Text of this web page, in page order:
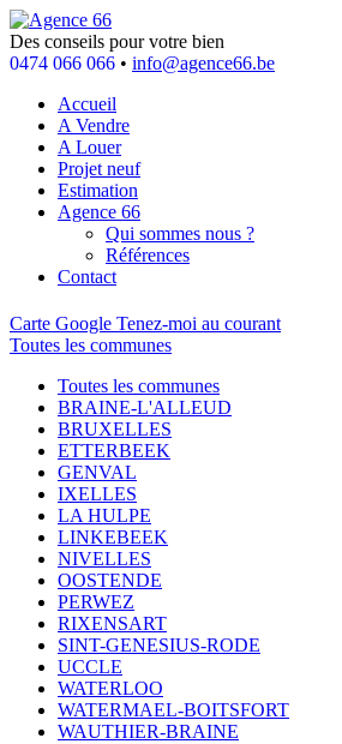
Des conseils pour votre bien
0474 066 066 • info@agence66.be
Accueil
A Vendre
A Louer
Projet neuf
Estimation
Agence 66
Qui sommes nous ?
Références
Contact
Carte Google Tenez-moi au courant
Toutes les communes
Toutes les communes
BRAINE-L'ALLEUD
BRUXELLES
ETTERBEEK
GENVAL
IXELLES
LA HULPE
LINKEBEEK
NIVELLES
OOSTENDE
PERWEZ
RIXENSART
SINT-GENESIUS-RODE
UCCLE
WATERLOO
WATERMAEL-BOITSFORT
WAUTHIER-BRAINE